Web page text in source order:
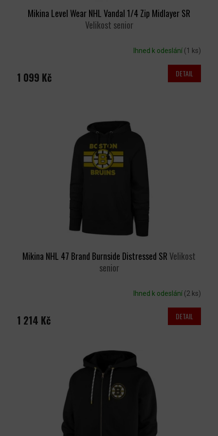
Mikina Level Wear NHL Vandal 1/4 Zip Midlayer SR
Velikost senior
Ihned k odeslání (1 ks)
1 099 Kč DETAIL
Mikina NHL 47 Brand Burnside Distressed SR Velikost
senior
Ihned k odeslání (2 ks)
1 214 Kč DETAIL